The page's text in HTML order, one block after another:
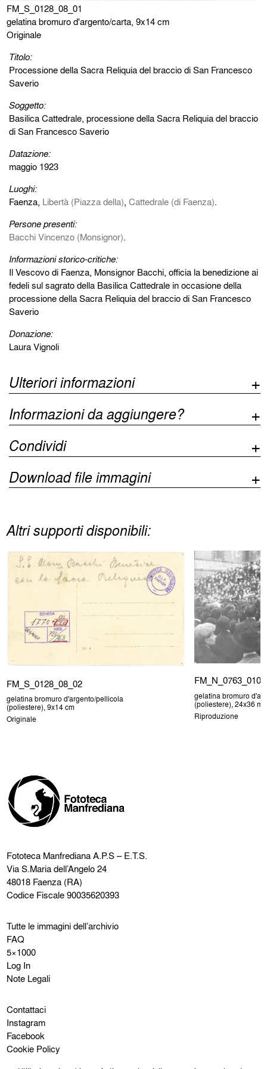
FM_S_0128_08_01
gelatina bromuro d'argento/carta, 9x14 cm
Originale
Titolo:
Processione della Sacra Reliquia del braccio di San Francesco
Saverio
Soggetto:
Basilica Cattedrale, processione della Sacra Reliquia del braccio
di San Francesco Saverio
Datazione:
maggio 1923
Luoghi:
Faenza, Libertà (Piazza della),Cattedrale (di Faenza).
Persone presenti:
Bacchi Vincenzo (Monsignor).
Informazioni storico-critiche:
Il Vescovo di Faenza, Monsignor Bacchi, officia la benedizione ai
fedeli sul sagrato della Basilica Cattedrale in occasione della
processione della Sacra Reliquia del braccio di San Francesco
Saverio
Donazione:
Laura Vignoli
Ulteriori informazioni
Informazioni da aggiungere?
Condividi
Download file immagini
Altri supporti disponibili:
FM_S_0128_08_02
gelatina bromuro d'argento/pellicola
(poliestere), 9x14 cm
Originale
FM_N_0763_010
gelatina bromuro
(poliestere), 24x36
Riproduzione
Fototeca ManfredianaA.P.S – E.T.S.
Via S.Maria dell’Angelo 24
48018 Faenza (RA)
Codice Fiscale 90035620393
Tutte le immagini dell’archivio
FAQ
5×1000
Log In
Note Legali
Contattaci
Instagram
Facebook
Cookie Policy